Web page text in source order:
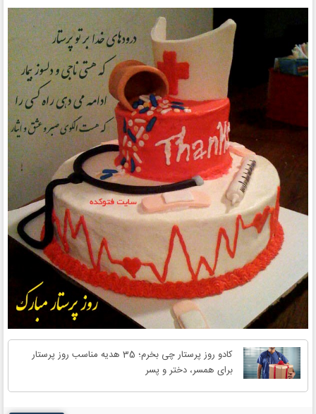
کادو روز پرستار چی بخرم؛ 35 هدیه مناسب روز پرستار
برای همسر، دختر و پسر